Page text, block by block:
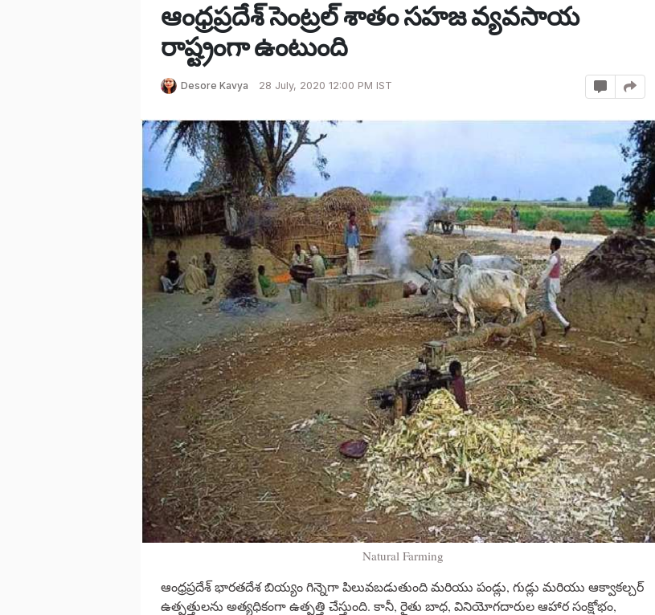
ఆంధ్రప్రదేశ్ సెంట్రల్ శాతం సహజ వ్యవసాయ
రాష్ట్రంగా ఉంటుంది
Desore Kavya 28 July, 2020 12:00 PM IST
Natural Farming
ఆంధ్రప్రదేశ్ భారతదేశ బియ్యం గిన్నెగా పిలువబడుతుంది మరియు పండ్లు, గుడ్లు మరియు ఆక్వాకల్చర్
ఉత్పత్తులను అత్యధికంగా ఉత్పత్తి చేస్తుంది. కానీ, రైతు బాధ, వినియోగదారుల ఆహార సంక్షోభం,